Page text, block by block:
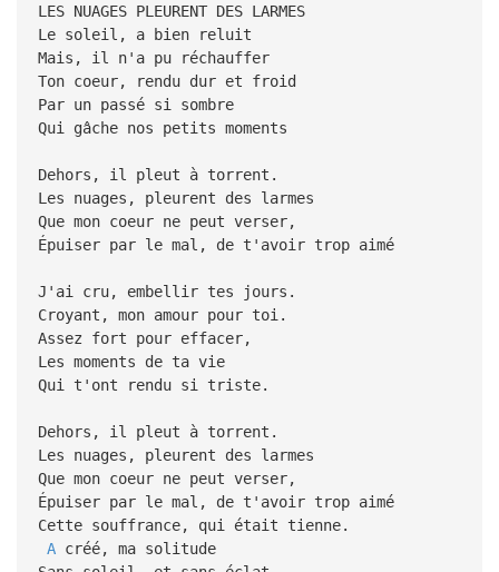
LES NUAGES PLEURENT DES LARMES
Le soleil, a bien reluit
Mais, il n'a pu réchauffer
Ton coeur, rendu dur et froid
Par un passé si sombre
Qui gâche nos petits moments
Dehors, il pleut à torrent.
Les nuages, pleurent des larmes
Que mon coeur ne peut verser,
Épuiser par le mal, de t'avoir trop aimé
J'ai cru, embellir tes jours.
Croyant, mon amour pour toi.
Assez fort pour effacer,
Les moments de ta vie
Qui t'ont rendu si triste.
Dehors, il pleut à torrent.
Les nuages, pleurent des larmes
Que mon coeur ne peut verser,
Épuiser par le mal, de t'avoir trop aimé
Cette souffrance, qui était tienne.
Acréé, ma solitude